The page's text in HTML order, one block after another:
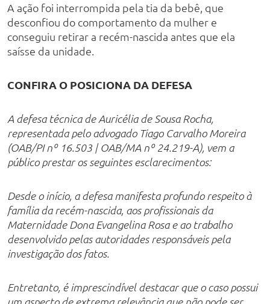
A ação foi interrompida pela tia da bebê, que
desconfiou do comportamento da mulher e
conseguiu retirar a recém-nascida antes que ela
saísse da unidade.
CONFIRA O POSICIONA DA DEFESA
A defesa técnica de Auricélia de Sousa Rocha,
representada pelo advogado Tiago Carvalho Moreira
(OAB/PI nº 16.503 | OAB/MA nº 24.219-A), vem a
público prestar os seguintes esclarecimentos:
Desde o início, a defesa manifesta profundo respeito à
família da recém-nascida, aos profissionais da
Maternidade Dona Evangelina Rosa e ao trabalho
desenvolvido pelas autoridades responsáveis pela
investigação dos fatos.
Entretanto, é imprescindível destacar que o caso possui